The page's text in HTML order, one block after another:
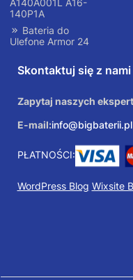
A140A001L A16-
140P1A
Bateria do
Ulefone Armor 24
Skontaktuj się z nami
Zapytaj naszych
E-mail:info@bigbaterii.pl
PŁATNOŚCI:
WordPress Blog Wixsite